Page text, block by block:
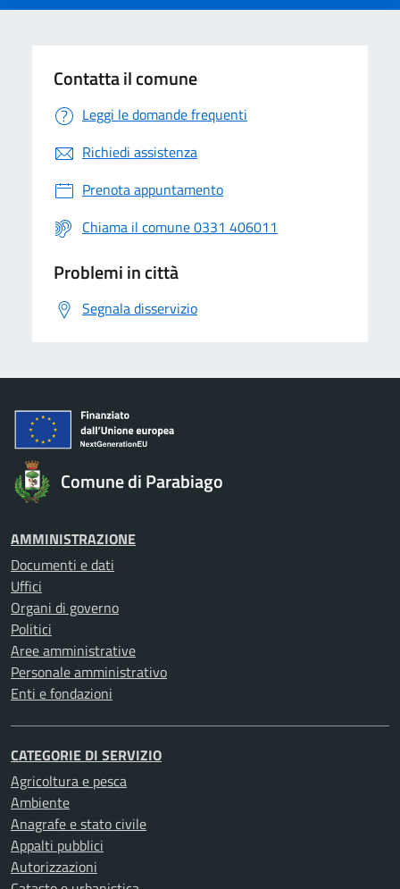
Contatta il comune
Leggi le domande frequenti
Richiedi assistenza
Prenota appuntamento
Chiama il comune 0331 406011
Problemi in città
Segnala disservizio
Comune di Parabiago
AMMINISTRAZIONE
Documenti e dati
Uffici
Organi di governo
Politici
Aree amministrative
Personale amministrativo
Enti e fondazioni
CATEGORIE DI SERVIZIO
Agricoltura e pesca
Ambiente
Anagrafe e stato civile
Appalti pubblici
Autorizzazioni